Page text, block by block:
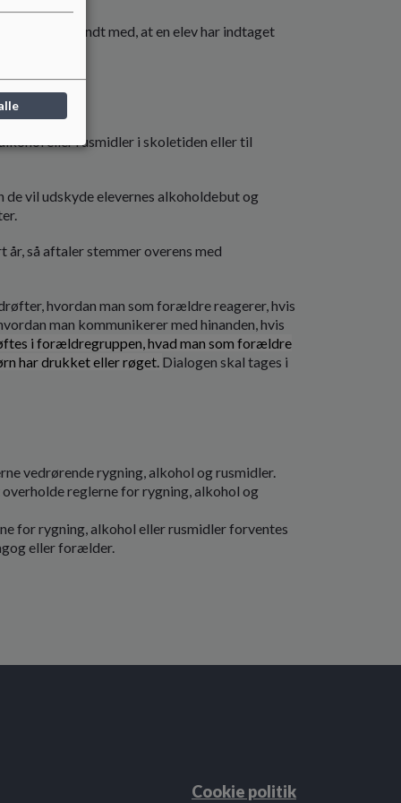
er bekendt med, at en elev har indtaget
eller rusmidler i skoletiden eller til
vil udskyde elevernes alkoholdebut og
så aftaler stemmer overens med
hvordan man som forældre reagerer, hvis
man kommunikerer med hinanden, hvis
i forældregruppen, hvad man som forældre
har drukket eller røget. Dialogen skal tages i
vedrørende rygning, alkohol og rusmidler.
reglerne for rygning, alkohol og
for rygning, alkohol eller rusmidler forventes
eller forælder.
Cookie politik